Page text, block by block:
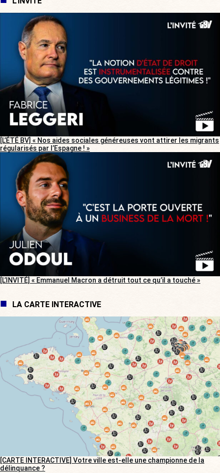
[L’ÉTÉ BV] « Nos aides sociales généreuses vont attirer les migrants
régularisés par l’Espagne ! »
[L’INVITÉ] « Emmanuel Macron a détruit tout ce qu’il a touché »
LA CARTE INTERACTIVE
[CARTE INTERACTIVE] Votre ville est-elle une championne de la
délinquance ?